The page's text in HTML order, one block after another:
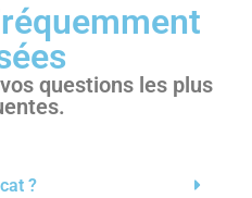
questions les plus
?